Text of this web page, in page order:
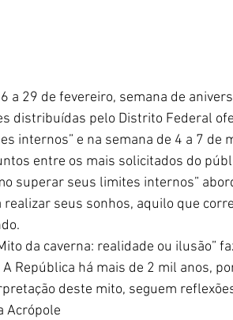
a 29 de fevereiro, semana de
distribuídas pelo Distrito Federal
internos” e na semana de 4 a 7 de
entre os mais solicitados do
superar seus limites internos”
realizar seus sonhos, aquilo que
da caverna: realidade ou ilusão”
República há mais de 2 mil anos,
deste mito, seguem
Acrópole